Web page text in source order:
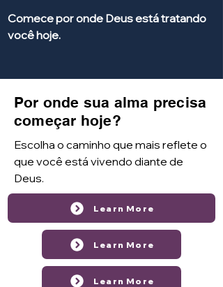
Comece por onde Deus está tratando
você hoje.
Por onde sua alma precisa
começar hoje?
Escolha o caminho que mais reflete o
que você está vivendo diante de
Deus.
Learn More
Learn More
Learn More